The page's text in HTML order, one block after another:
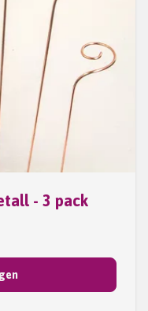
- 3 pack